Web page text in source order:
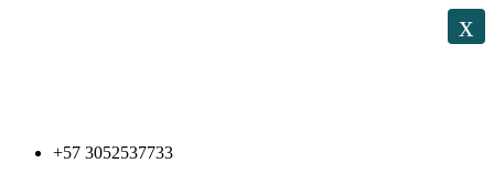
+57 3052537733
x